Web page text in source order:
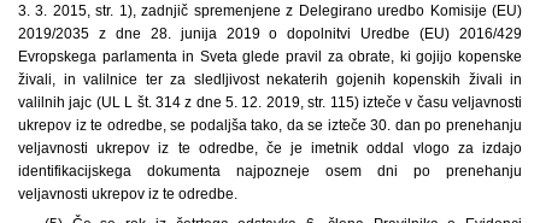
3. 3. 2015, str. 1), zadnjič spremenjene z Delegirano uredbo Komisije (EU)
2019/2035 z dne 28. junija 2019 o dopolnitvi Uredbe (EU) 2016/429
Evropskega parlamenta in Sveta glede pravil za obrate, ki gojijo kopenske
živali, in valilnice ter za sledljivost nekaterih gojenih kopenskih živali in
valilnih jajc (UL L št. 314 z dne 5. 12. 2019, str. 115) izteče v času veljavnosti
ukrepov iz te odredbe, se podaljša tako, da se izteče 30. dan po prenehanju
veljavnosti ukrepov iz te odredbe, če je imetnik oddal vlogo za izdajo
identifikacijskega dokumenta najpozneje osem dni po prenehanju
veljavnosti ukrepov iz te odredbe.